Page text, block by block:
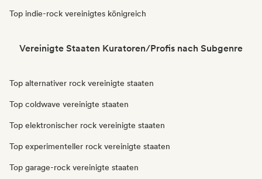
Top indie-rock vereinigtes königreich
Vereinigte Staaten Kuratoren/Profis nach Subgenre
Top alternativer rock vereinigte staaten
Top coldwave vereinigte staaten
Top elektronischer rock vereinigte staaten
Top experimenteller rock vereinigte staaten
Top garage-rock vereinigte staaten